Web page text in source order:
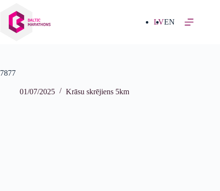
saturu
LVEN
7877
01/07/2025 Krāsu skrējiens 5km